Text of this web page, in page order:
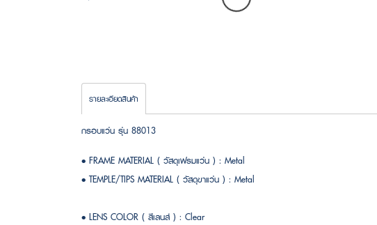
รายละเอียดสินค้า
กรอบแว่น รุ่น 88013
• FRAME MATERIAL ( วัสดุเฟรมแว่น ) : Metal
• TEMPLE/TIPS MATERIAL ( วัสดุขาแว่น ) : Metal
• LENS COLOR ( สีเลนส์ ) : Clear